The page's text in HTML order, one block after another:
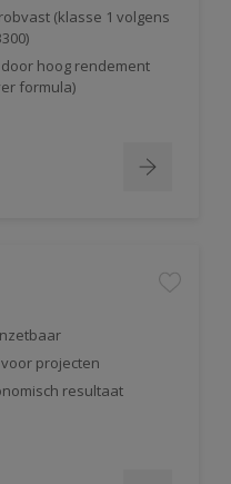
(klasse 1 volgens
hoog rendement
formula)
projecten
resultaat